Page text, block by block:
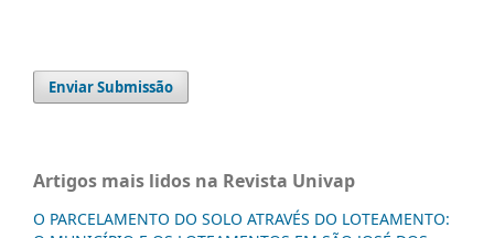
Enviar Submissão
Artigos mais lidos na Revista Univap
O PARCELAMENTO DO SOLO ATRAVÉS DO LOTEAMENTO: